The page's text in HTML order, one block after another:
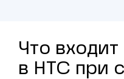
Разработка
технического
строительства
Что входит
в НТС при